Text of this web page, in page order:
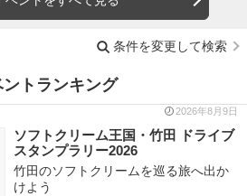
条件を変更して検索
ントランキング
2026年8月9日
ソフトクリーム王国・竹田 ドライブ
スタンプラリー2026
竹田のソフトクリームを巡る旅へ出か
けよう